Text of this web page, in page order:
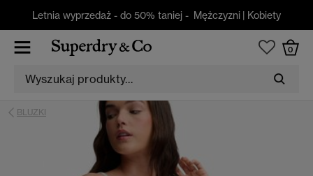
Letnia wyprzedaż - do 50% taniej - Mężczyzni | Kobiety
0
BLUZKI